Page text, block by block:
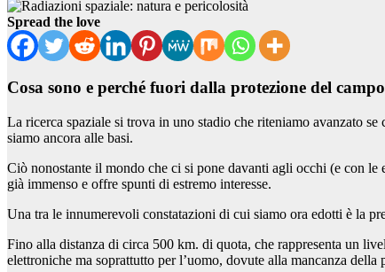
Spread the love
Cosa sono e perché fuori dalla protezione del
La ricerca spaziale si trova in uno stadio che riteniamo avanzato
siamo ancora alle basi.
Ciò nonostante il mondo che ci si pone davanti agli occhi (e con
già immenso e offre spunti di estremo interesse.
Una tra le innumerevoli constatazioni di cui siamo ora edotti è la
Fino alla distanza di circa 500 km. di quota, che rappresenta un
elettroniche ma soprattutto per l’uomo, dovute alla mancanza